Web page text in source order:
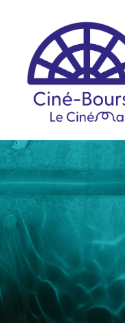
FILMS ET HORAIRES
ÉVÉNEMENTS
SCOLAIRES
PRATIQUE
PROGRAMME